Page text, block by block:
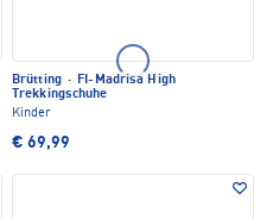
Brütting · FI-Madrisa High
Trekkingschuhe
Kinder
€ 69,99